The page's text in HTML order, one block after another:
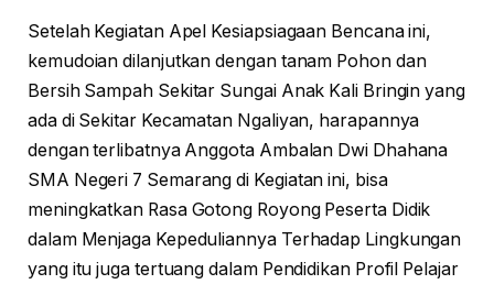
Setelah Kegiatan Apel Kesiapsiagaan Bencana ini,
kemudoian dilanjutkan dengan tanam Pohon dan
Bersih Sampah Sekitar Sungai Anak Kali Bringin yang
ada di Sekitar Kecamatan Ngaliyan, harapannya
dengan terlibatnya Anggota Ambalan Dwi Dhahana
SMA Negeri 7 Semarang di Kegiatan ini, bisa
meningkatkan Rasa Gotong Royong Peserta Didik
dalam Menjaga Kepeduliannya Terhadap Lingkungan
yang itu juga tertuang dalam Pendidikan Profil Pelajar